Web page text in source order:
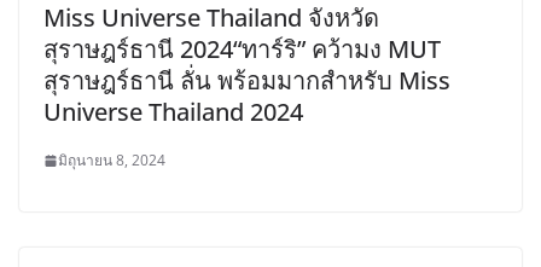
Miss Universe Thailand จังหวัด
สุราษฎร์ธานี 2024“ทาร์ริ” คว้ามง MUT
สุราษฎร์ธานี ลั่น พร้อมมากสำหรับ Miss
Universe Thailand 2024
มิถุนายน 8, 2024